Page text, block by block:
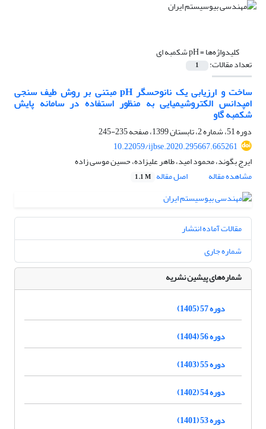
کلیدواژه‌ها =pH شکمبه ای
تعداد مقالات: 1
ساخت و ارزیابی یک نانوحسگر pH مبتنی بر روش طیف سنجی
امپدانس الکتروشیمیایی به منظور استفاده در سامانه پایش
شکمبه گاو
دوره 51، شماره 2، تابستان 1399، صفحه
235-245
10.22059/ijbse.2020.295667.665261
ایرج بگوند، محمود امید، طاهر علیزاده، حسین موسی زاده
مشاهده مقاله
اصل مقاله 1.1 M
مقالات آماده انتشار
شماره جاری
شماره‌های پیشین نشریه
دوره 57 (1405)
دوره 56 (1404)
دوره 55 (1403)
دوره 54 (1402)
دوره 53 (1401)